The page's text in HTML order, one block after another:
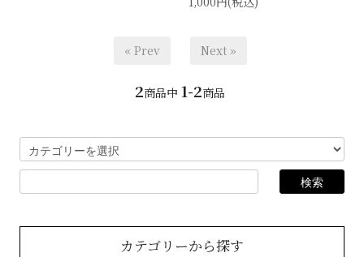
« Prev Next »
2商品中 1-2商品
カテゴリーから探す